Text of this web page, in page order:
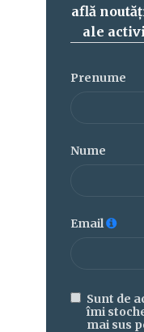
află
ale
Prenume
Nume
Email
Sunt de
îmi
mai sus